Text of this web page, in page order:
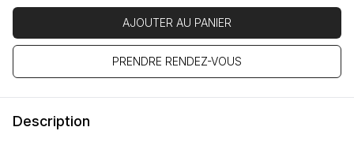
AJOUTER AU PANIER
PRENDRE RENDEZ-VOUS
Description